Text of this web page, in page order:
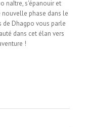
naître, s'épanouir et
nouvelle phase dans le
de Dhagpo vous parle
dans cet élan vers
!